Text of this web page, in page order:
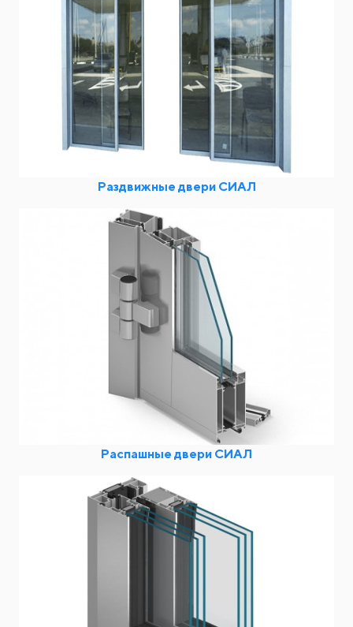
Раздвижные двери СИАЛ
Распашные двери СИАЛ